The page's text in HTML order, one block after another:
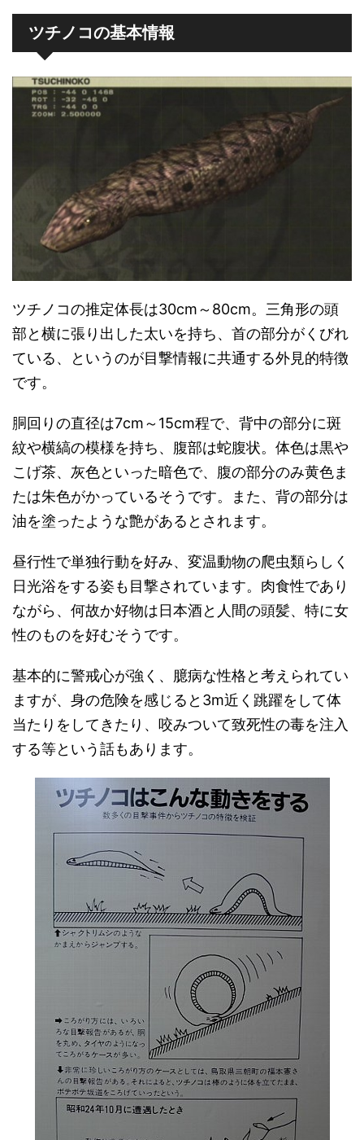
ツチノコの基本情報
ツチノコの推定体長は30cm～80cm。三角形の頭
部と横に張り出した太いを持ち、首の部分がくびれ
ている、というのが目撃情報に共通する外見的特徴
です。
胴回りの直径は7cm～15cm程で、背中の部分に斑
紋や横縞の模様を持ち、腹部は蛇腹状。体色は黒や
こげ茶、灰色といった暗色で、腹の部分のみ黄色ま
たは朱色がかっているそうです。また、背の部分は
油を塗ったような艶があるとされます。
昼行性で単独行動を好み、変温動物の爬虫類らしく
日光浴をする姿も目撃されています。肉食性であり
ながら、何故か好物は日本酒と人間の頭髪、特に女
性のものを好むそうです。
基本的に警戒心が強く、臆病な性格と考えられてい
ますが、身の危険を感じると3m近く跳躍をして体
当たりをしてきたり、咬みついて致死性の毒を注入
する等という話もあります。